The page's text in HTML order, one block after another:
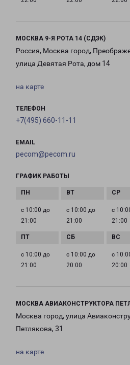
МОСКВА 9-Я РОТА 14 (СДЭК)
Россия, Москва город,
улица Девятая Рота, дом 14
на карте
ТЕЛЕФОН
+7(495) 660-11-11
EMAIL
pecom@pecom.ru
ГРАФИК РАБОТЫ
с 10:00 до
21:00
с 10:00 до
21:00
с
21:00
с 10:00 до
21:00
с 10:00 до
20:00
с
20:00
МОСКВА АВИАКОНСТРУКТОРА
Москва город, улица
Петлякова, 31
на карте